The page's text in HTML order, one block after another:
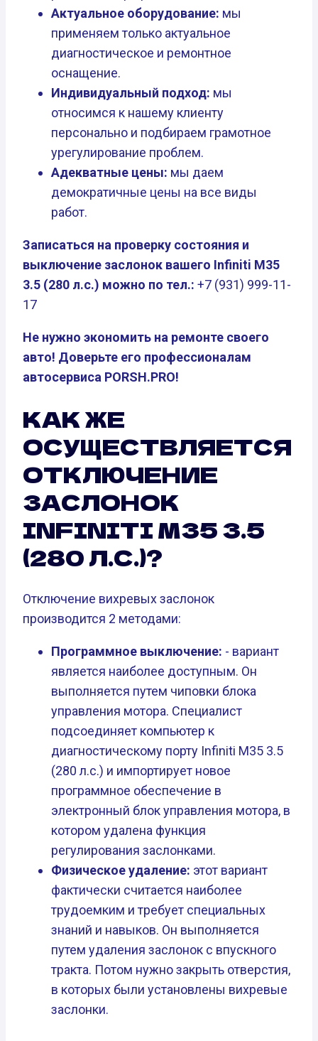
Актуальное оборудование: мы
применяем только актуальное
диагностическое и ремонтное
оснащение.
Индивидуальный подход: мы
относимся к нашему клиенту
персонально и подбираем грамотное
урегулирование проблем.
Адекватные цены: мы даем
демократичные цены на все виды
работ.
Записаться на проверку состояния и
выключение заслонок вашего Infiniti M35
3.5 (280 л.с.) можно по тел.: +7 (931) 999-11-
17
Не нужно экономить на ремонте своего
авто! Доверьте его профессионалам
автосервиса PORSH.PRO!
КАК ЖЕ
ОСУЩЕСТВЛЯЕТСЯ
ОТКЛЮЧЕНИЕ
ЗАСЛОНОК
INFINITI M35 3.5
(280 Л.С.)?
Отключение вихревых заслонок
производится 2 методами:
Программное выключение: - вариант
является наиболее доступным. Он
выполняется путем чиповки блока
управления мотора. Специалист
подсоединяет компьютер к
диагностическому порту Infiniti M35 3.5
(280 л.с.) и импортирует новое
программное обеспечение в
электронный блок управления мотора, в
котором удалена функция
регулирования заслонками.
Физическое удаление: этот вариант
фактически считается наиболее
трудоемким и требует специальных
знаний и навыков. Он выполняется
путем удаления заслонок с впускного
тракта. Потом нужно закрыть отверстия,
в которых были установлены вихревые
заслонки.